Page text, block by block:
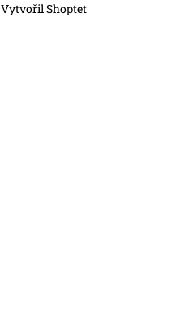
Vytvořil Shoptet